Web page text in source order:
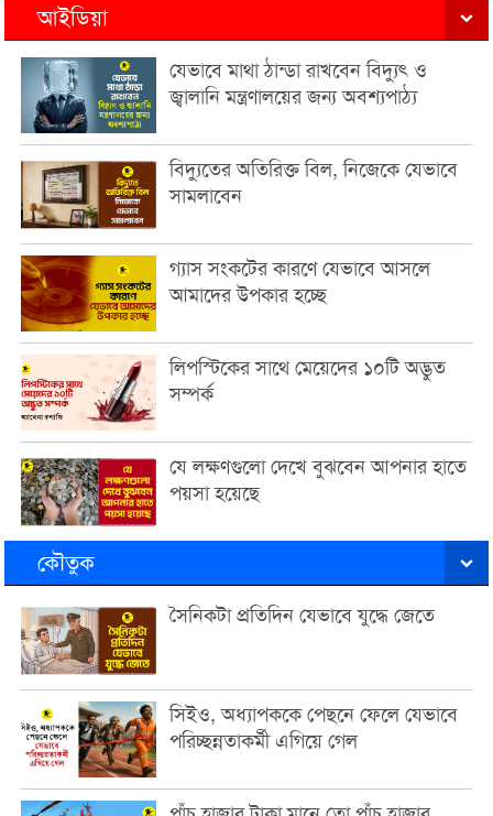
আইডিয়া
যেভাবে মাথা ঠান্ডা রাখবেন বিদ্যুৎ ও
জ্বালানি মন্ত্রণালয়ের জন্য অবশ্যপাঠ্য
বিদ্যুতের অতিরিক্ত বিল, নিজেকে যেভাবে
সামলাবেন
গ্যাস সংকটের কারণে যেভাবে আসলে
আমাদের উপকার হচ্ছে
লিপস্টিকের সাথে মেয়েদের ১০টি অদ্ভুত
সম্পর্ক
যে লক্ষণগুলো দেখে বুঝবেন আপনার হাতে
পয়সা হয়েছে
কৌতুক
সৈনিকটা প্রতিদিন যেভাবে যুদ্ধে জেতে
সিইও, অধ্যাপককে পেছনে ফেলে যেভাবে
পরিচ্ছন্নতাকর্মী এগিয়ে গেল